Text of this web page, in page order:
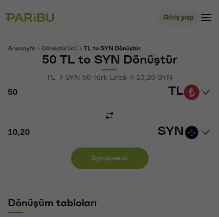
Giriş yap
Anasayfa Dönüştürücü TL to SYN Dönüştür
50 TL to SYN Dönüştür
TL → SYN 50 Türk Lirası ≈ 10,20 SYN
TL
SYN
Synapse al
Dönüşüm tabloları